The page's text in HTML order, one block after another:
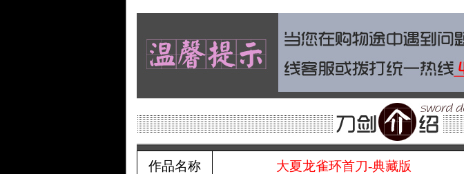
作品名称 大夏龙雀环首刀-典藏版